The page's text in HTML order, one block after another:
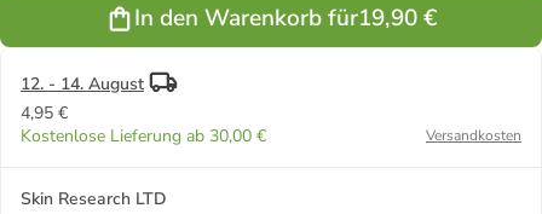
120 ml
In den Warenkorb für19,90 €
12. - 14. August
4,95 €
Kostenlose Lieferung ab 30,00 €
Versandkosten
Skin Research LTD